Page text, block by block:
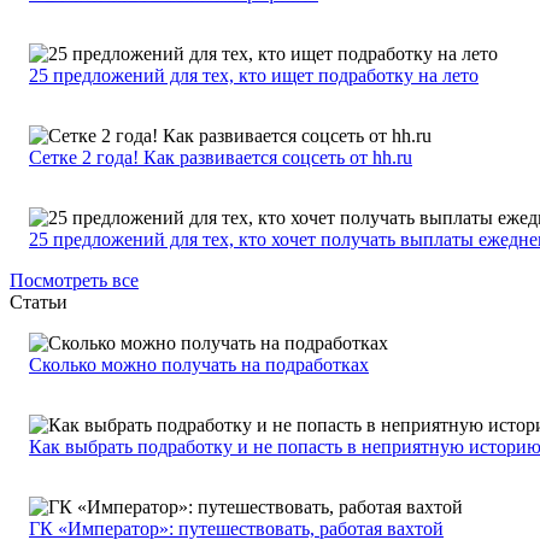
25 предложений для тех, кто ищет подработку на лето
Сетке 2 года! Как развивается соцсеть от hh.ru
25 предложений для тех, кто хочет получать выплаты
Посмотреть все
Статьи
Сколько можно получать на подработках
Как выбрать подработку и не попасть в неприятную историю
ГК «Император»: путешествовать, работая вахтой